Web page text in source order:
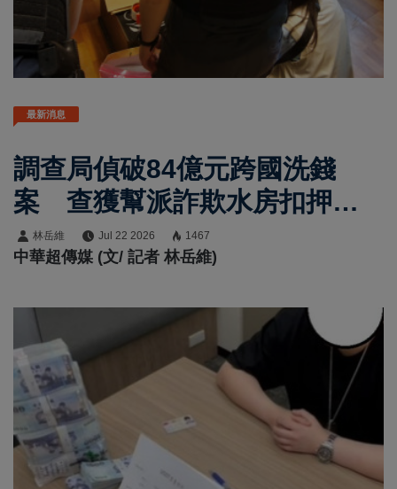
最新消息
調查局偵破84億元跨國洗錢
案 查獲幫派詐欺水房扣押逾
億元犯罪所得
林岳維 Jul 22 2026 1467
中華超傳媒 (文/ 記者 林岳維)